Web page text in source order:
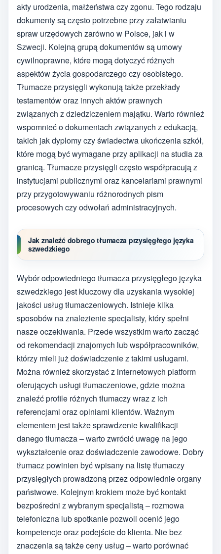
akty urodzenia, małżeństwa czy zgonu. Tego rodzaju
dokumenty są często potrzebne przy załatwianiu
spraw urzędowych zarówno w Polsce, jak i w
Szwecji. Kolejną grupą dokumentów są umowy
cywilnoprawne, które mogą dotyczyć różnych
aspektów życia gospodarczego czy osobistego.
Tłumacze przysięgli wykonują także przekłady
testamentów oraz innych aktów prawnych
związanych z dziedziczeniem majątku. Warto również
wspomnieć o dokumentach związanych z edukacją,
takich jak dyplomy czy świadectwa ukończenia szkół,
które mogą być wymagane przy aplikacji na studia za
granicą. Tłumacze przysięgli często współpracują z
instytucjami publicznymi oraz kancelariami prawnymi
przy przygotowywaniu różnorodnych pism
procesowych czy odwołań administracyjnych.
Jak znaleźć dobrego tłumacza przysięgłego języka
szwedzkiego
Wybór odpowiedniego tłumacza przysięgłego języka
szwedzkiego jest kluczowy dla uzyskania wysokiej
jakości usług tłumaczeniowych. Istnieje kilka
sposobów na znalezienie specjalisty, który spełni
nasze oczekiwania. Przede wszystkim warto zacząć
od rekomendacji znajomych lub współpracowników,
którzy mieli już doświadczenie z takimi usługami.
Można również skorzystać z internetowych platform
oferujących usługi tłumaczeniowe, gdzie można
znaleźć profile różnych tłumaczy wraz z ich
referencjami oraz opiniami klientów. Ważnym
elementem jest także sprawdzenie kwalifikacji
danego tłumacza – warto zwrócić uwagę na jego
wykształcenie oraz doświadczenie zawodowe. Dobry
tłumacz powinien być wpisany na listę tłumaczy
przysięgłych prowadzoną przez odpowiednie organy
państwowe. Kolejnym krokiem może być kontakt
bezpośredni z wybranym specjalistą – rozmowa
telefoniczna lub spotkanie pozwoli ocenić jego
kompetencje oraz podejście do klienta. Nie bez
znaczenia są także ceny usług – warto porównać